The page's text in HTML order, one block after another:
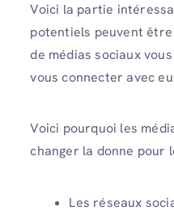
Voici la partie
potentiels peuvent
de médias sociaux
vous connecter avec
Voici pourquoi les
changer la donne pour
Les réseaux